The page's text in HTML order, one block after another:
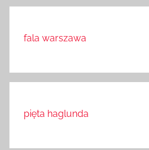
fala warszawa
pięta haglunda